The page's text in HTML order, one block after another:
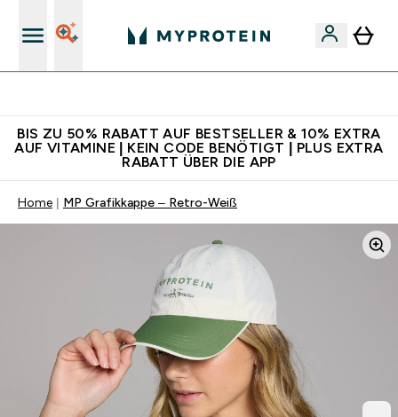
BIS ZU 50% RABATT AUF BESTSELLER & 10% EXTRA
AUF VITAMINE | KEIN CODE BENÖTIGT | PLUS EXTRA
RABATT ÜBER DIE APP
Home MP Grafikkappe – Retro-Weiß